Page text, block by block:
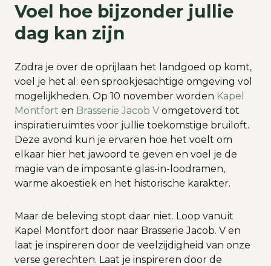
Voel hoe bijzonder jullie
dag kan zijn
Zodra je over de oprijlaan het landgoed op komt,
voel je het al: een sprookjesachtige omgeving vol
mogelijkheden. Op 10 november worden Kapel
Montfort en Brasserie Jacob V omgetoverd tot
inspiratieruimtes voor jullie toekomstige bruiloft.
Deze avond kun je ervaren hoe het voelt om
elkaar hier het jawoord te geven en voel je de
magie van de imposante glas-in-loodramen,
warme akoestiek en het historische karakter.
Maar de beleving stopt daar niet. Loop vanuit
Kapel Montfort door naar Brasserie Jacob. V en
laat je inspireren door de veelzijdigheid van onze
verse gerechten. Laat je inspireren door de